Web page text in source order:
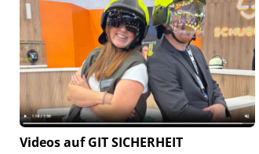
Videos auf GIT SICHERHEIT
DUPONT DE NEMOURS GMBH